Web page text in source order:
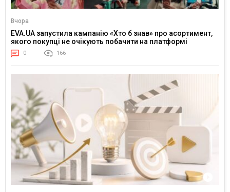
Вчора
EVA.UA запустила кампанію «Хто б знав» про асортимент,
якого покупці не очікують побачити на платформі
0 166